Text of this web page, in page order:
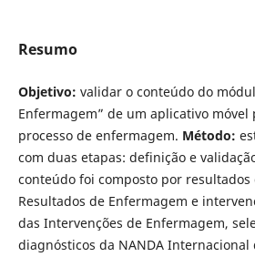
Resumo
Objetivo: validar o conteúdo do
Enfermagem” de um aplicativo móvel
processo de enfermagem. Método:
com duas etapas: definição e
conteúdo foi composto por resultados
Resultados de Enfermagem e
das Intervenções de Enfermagem,
diagnósticos da NANDA Internacional